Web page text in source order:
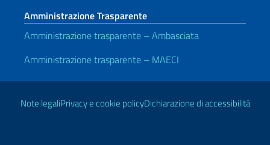
Amministrazione Trasparente
Amministrazione trasparente – Ambasciata
Amministrazione trasparente – MAECI
Link Utili
Note legaliPrivacy e cookie policyDichiarazione di accessibilità